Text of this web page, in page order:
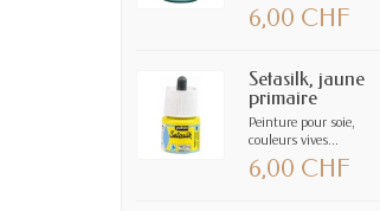
6,00 CHF
Setasilk, jaune
primaire
Peinture pour soie,
couleurs vives...
6,00 CHF